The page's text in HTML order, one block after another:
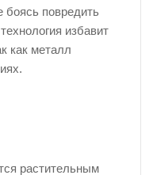
боясь повредить
избавит
как металл
растительным